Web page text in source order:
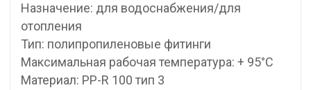
Назначение: для водоснабжения/для
отопления
Тип: полипропиленовые фитинги
Максимальная рабочая температура: + 95°С
Материал: PP-R 100 тип 3